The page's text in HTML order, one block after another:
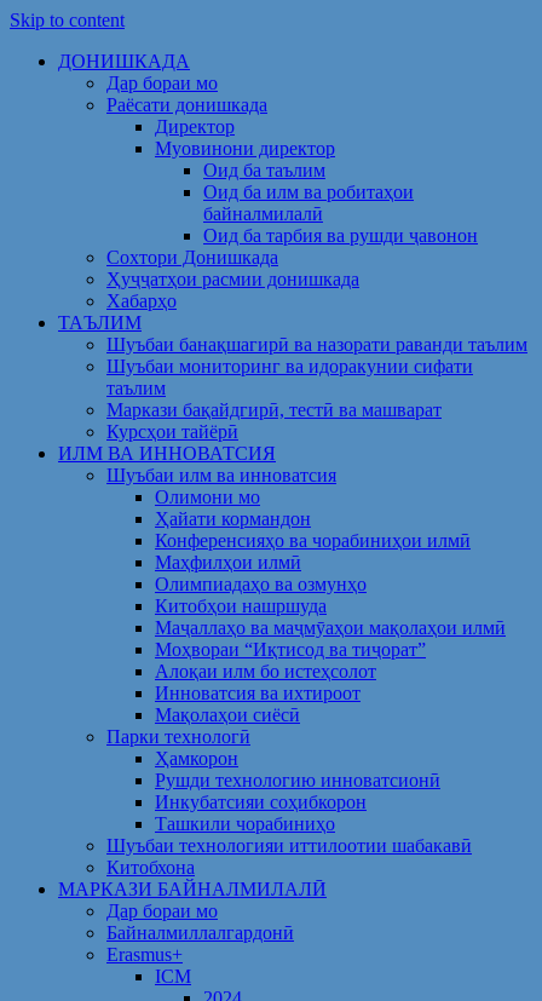
Skip to content
ДОНИШКАДА
Дар бораи мо
Раёсати донишкада
Директор
Муовинони директор
Оид ба таълим
Оид ба илм ва робитаҳои
байналмилалӣ
Оид ба тарбия ва рушди ҷавонон
Сохтори Донишкада
Ҳуҷҷатҳои расмии донишкада
Хабарҳо
ТАЪЛИМ
Шуъбаи банақшагирӣ ва назорати раванди таълим
Шуъбаи мониторинг ва идоракунии сифати
таълим
Маркази бақайдгирӣ, тестӣ ва машварат
Курсҳои тайёрӣ
ИЛМ ВА ИННОВАТСИЯ
Шуъбаи илм ва инноватсия
Олимони мо
Ҳайати кормандон
Конференсияҳо ва чорабиниҳои илмӣ
Маҳфилҳои илмӣ
Олимпиадаҳо ва озмунҳо
Китобҳои нашршуда
Маҷаллаҳо ва маҷмӯаҳои мақолаҳои илмӣ
Моҳвораи “Иқтисод ва тиҷорат”
Алоқаи илм бо истеҳсолот
Инноватсия ва ихтироот
Мақолаҳои сиёсӣ
Парки технологӣ
Ҳамкорон
Рушди технологию инноватсионӣ
Инкубатсияи соҳибкорон
Ташкили чорабиниҳо
Шуъбаи технологияи иттилоотии шабакавӣ
Китобхона
МАРКАЗИ БАЙНАЛМИЛАЛӢ
Дар бораи мо
Байналмиллалгардонӣ
Erasmus+
ICM